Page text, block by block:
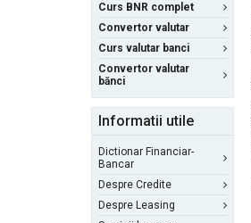
Curs BNR complet
Convertor valutar
Curs valutar banci
Convertor valutar
bănci
Informatii utile
Dictionar Financiar-
Bancar
Despre Credite
Despre Leasing